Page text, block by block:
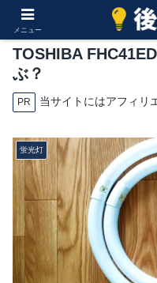
TOSHIBA
ぶ？
PR 当サイトにはアフィリ
蛍光灯
メニュー